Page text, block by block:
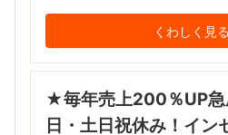
くわしく見る
★毎年売上200％UP
日・土日祝休み！イン